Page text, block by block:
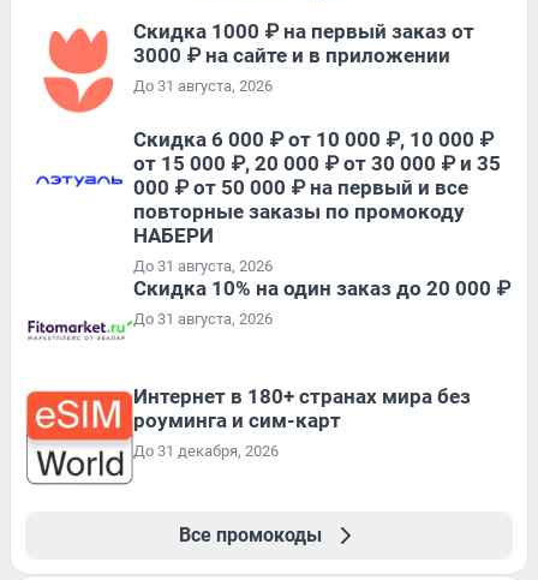
Скидка 1000 ₽ на первый заказ от
3000 ₽ на сайте и в приложении
До 31 августа, 2026
Скидка 6 000 ₽ от 10 000 ₽, 10 000 ₽
от 15 000 ₽, 20 000 ₽ от 30 000 ₽ и 35
000 ₽ от 50 000 ₽ на первый и все
повторные заказы по промокоду
НАБЕРИ
До 31 августа, 2026
Скидка 10% на один заказ до 20 000 ₽
До 31 августа, 2026
Интернет в 180+ странах мира без
роуминга и сим-карт
До 31 декабря, 2026
Все промокоды